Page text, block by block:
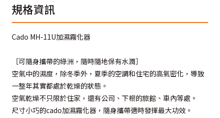
規格資訊
Cado MH-11U加濕霧化器
［可隨身攜帶的綠洲，隨時隨地保有水潤］
空氣中的濕度，除冬季外，夏季的空調和住宅的高氣密化，導致
一整年其實都處於乾燥的狀態。
空氣乾燥不只限於住家，還有公司、下榻的旅館、車內等處。
尺寸小巧的cado加濕霧化器，隨身攜帶適時發揮最大功效。